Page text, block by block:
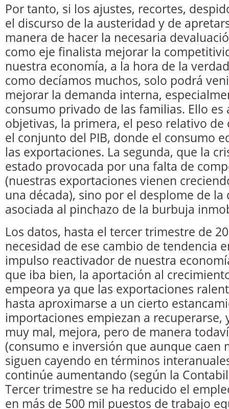
Por tanto, si los ajustes, recortes,
el discurso de la austeridad y de
manera de hacer la necesaria
como eje finalista mejorar la
nuestra economía, a la hora de la
como decíamos muchos, solo podrá
mejorar la demanda interna,
consumo privado de las familias. Ello es
objetivas, la primera, el peso relativo de
el conjunto del PIB, donde el consumo
las exportaciones. La segunda, que la
estado provocada por una falta de
(nuestras exportaciones vienen
una década), sino por el desplome de
asociada al pinchazo de la burbuja
Los datos, hasta el tercer trimestre de
necesidad de ese cambio de tendencia
impulso reactivador de nuestra
que iba bien, la aportación al
empeora ya que las exportaciones
hasta aproximarse a un cierto
importaciones empiezan a recuperarse,
muy mal, mejora, pero de manera
(consumo e inversión que aunque caen
siguen cayendo en términos
continúe aumentando (según la
Tercer trimestre se ha reducido el
en más de 500 mil puestos de trabajo